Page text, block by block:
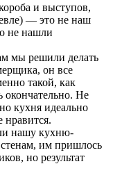
и выступов,
— это не наш
не нашли
мы решили делать
он все
такой, как
окончательно. Не
кухня идеально
нравится.
нашу кухню-
им пришлось
но результат